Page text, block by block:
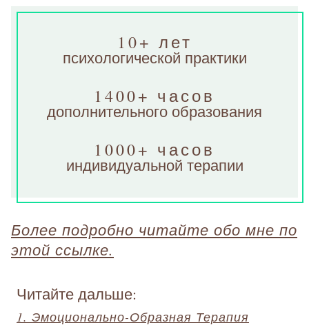
10+ лет
психологической практики
1400+ часов
дополнительного образования
1000+ часов
индивидуальной терапии
Более подробно читайте обо мне по
этой ссылке.
Читайте дальше:
1. Эмоционально-Образная Терапия